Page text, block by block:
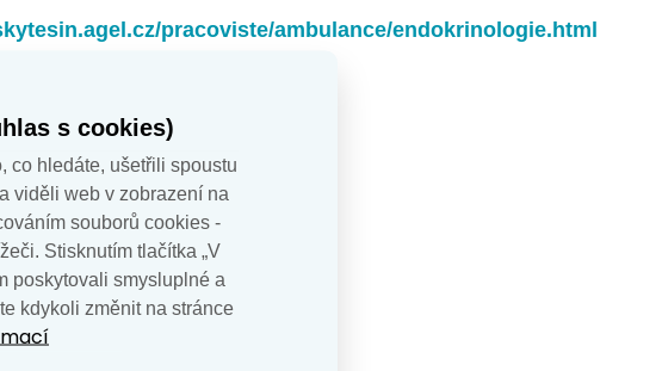
pracoviste/ambulance/endokrinologie.html
s cookies)
co hledáte, ušetřili spoustu
viděli web v zobrazení na
souborů cookies -
Stisknutím tlačítka „V
poskytovali smysluplné a
kdykoli změnit na stránce